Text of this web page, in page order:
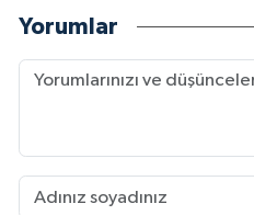
Yorumlar